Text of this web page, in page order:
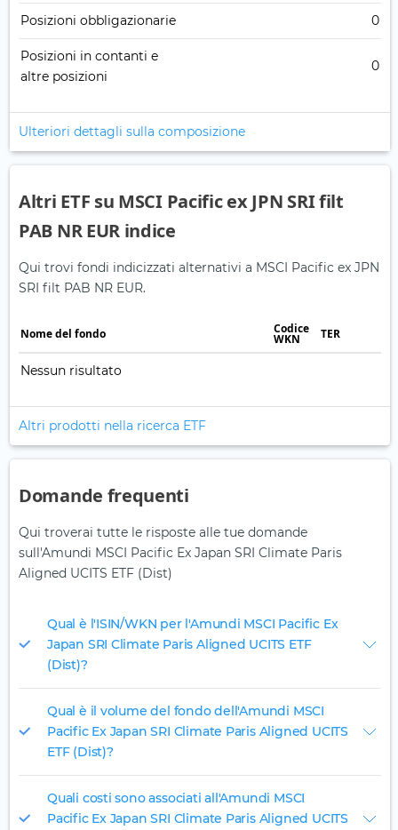
Posizioni obbligazionarie 0
Posizioni in contanti e
altre posizioni
0
Ulteriori dettagli sulla composizione
Altri ETF su MSCI Pacific ex JPN SRI filt
PAB NR EUR indice
Qui trovi fondi indicizzati alternativi a MSCI Pacific ex JPN
SRI filt PAB NR EUR.
Nome del fondo Codice
WKN TER
Nessun risultato
Altri prodotti nella ricerca ETF
Domande frequenti
Qui troverai tutte le risposte alle tue domande
sull'Amundi MSCI Pacific Ex Japan SRI Climate Paris
Aligned UCITS ETF (Dist)
Qual è l'ISIN/WKN per l'Amundi MSCI Pacific Ex
Japan SRI Climate Paris Aligned UCITS ETF
(Dist)?
Qual è il volume del fondo dell'Amundi MSCI
Pacific Ex Japan SRI Climate Paris Aligned UCITS
ETF (Dist)?
Quali costi sono associati all'Amundi MSCI
Pacific Ex Japan SRI Climate Paris Aligned UCITS